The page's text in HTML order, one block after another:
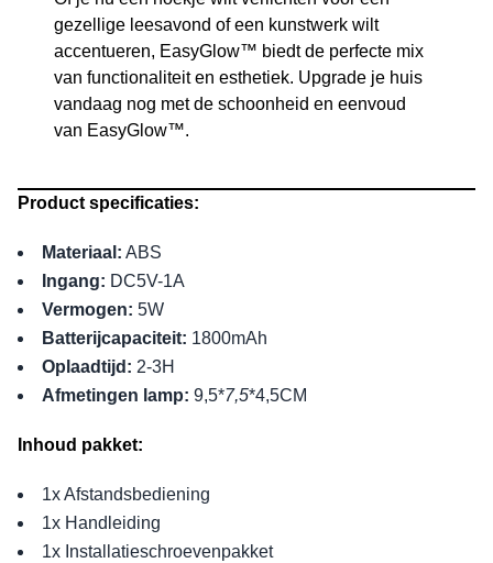
gezellige leesavond of een kunstwerk wilt
accentueren, EasyGlow™ biedt de perfecte mix
van functionaliteit en esthetiek. Upgrade je huis
vandaag nog met de schoonheid en eenvoud
van EasyGlow™.
Product specificaties:
Materiaal: ABS
Ingang: DC5V-1A
Vermogen: 5W
Batterijcapaciteit: 1800mAh
Oplaadtijd: 2-3H
Afmetingen lamp: 9,5*7,5*4,5CM
Inhoud pakket:
1x Afstandsbediening
1x Handleiding
1x Installatieschroevenpakket